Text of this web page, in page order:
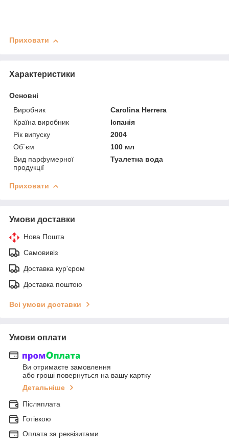
Приховати
Характеристики
Основні
Виробник
Carolina Herrera
Країна виробник
Іспанія
Рік випуску
2004
Об`єм
100 мл
Вид парфумерної
продукції
Туалетна вода
Приховати
Умови доставки
Нова Пошта
Самовивіз
Доставка кур'єром
Доставка поштою
Всі умови доставки
Умови оплати
Ви отримаєте замовлення
або гроші повернуться на вашу картку
Детальніше
Післяплата
Готівкою
Оплата за реквізитами